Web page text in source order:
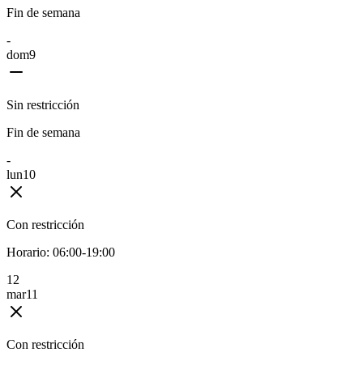
Fin de semana
-
dom9
Sin restricción
Fin de semana
-
lun10
Con restricción
Horario: 06:00-19:00
1 2
mar11
Con restricción